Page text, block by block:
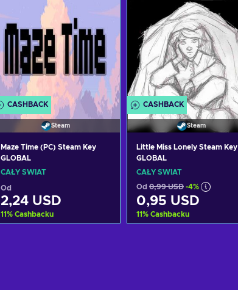
CASHBACK
Steam
Maze Time (PC) Steam Key
GLOBAL
CAŁY ŚWIAT
Od
2,24 USD
11% Cashbacku
CASHBACK
Steam
Little Miss Lonely Steam Key
GLOBAL
CAŁY ŚWIAT
Od 0,99 USD -4%
0,95 USD
11% Cashbacku